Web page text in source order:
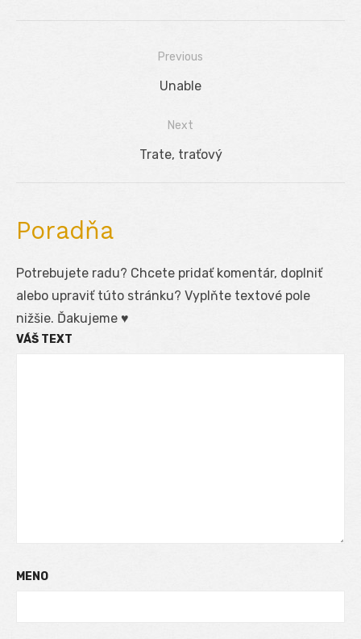
Previous
Previous
Unable
Next
Next
Trate, traťový
Poradňa
Potrebujete radu? Chcete pridať komentár, doplniť
alebo upraviť túto stránku? Vyplňte textové pole
nižšie. Ďakujeme ♥
VÁŠ TEXT
MENO